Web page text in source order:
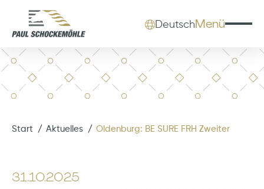
DeutschMenü
Start Aktuelles Oldenburg: BE SURE FRH Zweiter
31.10.2025